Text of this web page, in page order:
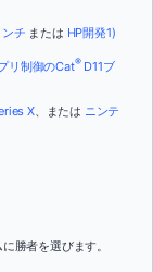
チ または HP開発1)
リ制御のCat®D11ブ
X、または ニンテ
勝者を選びます。